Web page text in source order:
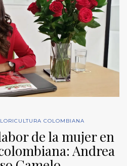
COLOMBIANA
de la mujer en
Andrea